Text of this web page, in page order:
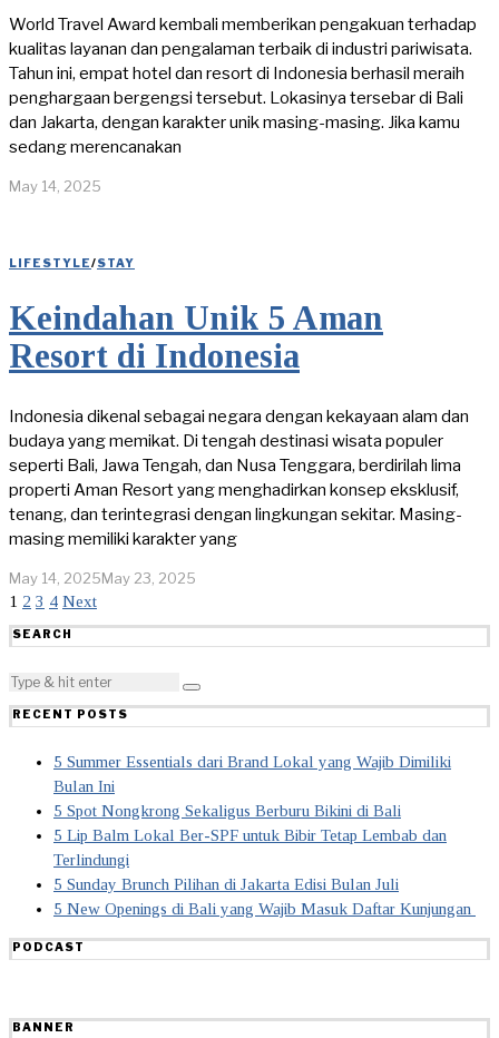
World Travel Award kembali memberikan pengakuan terhadap
kualitas layanan dan pengalaman terbaik di industri pariwisata.
Tahun ini, empat hotel dan resort di Indonesia berhasil meraih
penghargaan bergengsi tersebut. Lokasinya tersebar di Bali
dan Jakarta, dengan karakter unik masing-masing. Jika kamu
sedang merencanakan
May 14, 2025
LIFESTYLE/STAY
Keindahan Unik 5 Aman
Resort di Indonesia
Indonesia dikenal sebagai negara dengan kekayaan alam dan
budaya yang memikat. Di tengah destinasi wisata populer
seperti Bali, Jawa Tengah, dan Nusa Tenggara, berdirilah lima
properti Aman Resort yang menghadirkan konsep eksklusif,
tenang, dan terintegrasi dengan lingkungan sekitar. Masing-
masing memiliki karakter yang
May 14, 2025May 23, 2025
1 2 3 4 Next
SEARCH
RECENT POSTS
5 Summer Essentials dari Brand Lokal yang Wajib Dimiliki
Bulan Ini
5 Spot Nongkrong Sekaligus Berburu Bikini di Bali
5 Lip Balm Lokal Ber-SPF untuk Bibir Tetap Lembab dan
Terlindungi
5 Sunday Brunch Pilihan di Jakarta Edisi Bulan Juli
5 New Openings di Bali yang Wajib Masuk Daftar Kunjungan
PODCAST
BANNER